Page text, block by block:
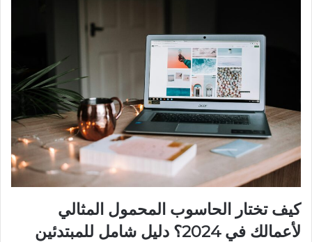
كيف تختار الحاسوب المحمول المثالي
لأعمالك في 2024؟ دليل شامل للمبتدئين